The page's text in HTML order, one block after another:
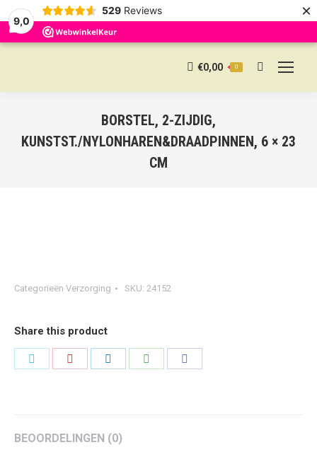
9,0
529 Reviews ×
€0,00 0 Search:
BORSTEL, 2-ZIJDIG,
KUNSTST./NYLONHAREN&DRAADPINNEN, 6 × 23
CM
Categorieën Verzorging SKU: 24152
Share this product
BEOORDELINGEN (0)